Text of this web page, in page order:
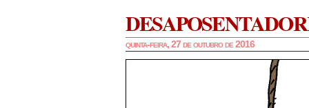
quinta-feira, 27 de outubro de 2016